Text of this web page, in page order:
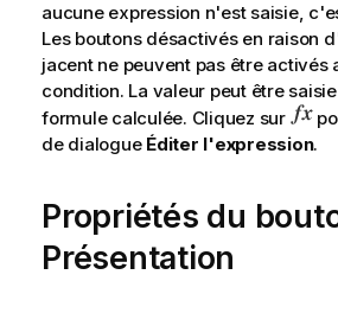
aucune expression n'est saisie,
Les boutons désactivés en raison
jacent ne peuvent pas être activés
condition. La valeur peut être
formule calculée. Cliquez sur
de dialogue Éditer l'expression.
Propriétés du
Présentation